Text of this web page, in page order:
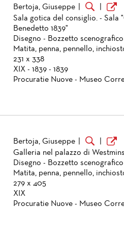
Bertoja, Giuseppe
Sala gotica del consiglio. - Sala
Benedetto 1839"
Disegno - Bozzetto
Matita, penna, pennello,
231 x 338
XIX - 1839 - 1839
Procuratie Nuove - Museo
Bertoja, Giuseppe
Galleria nel palazzo di
Disegno - Bozzetto
Matita, penna, pennello,
279 x 405
XIX
Procuratie Nuove - Museo